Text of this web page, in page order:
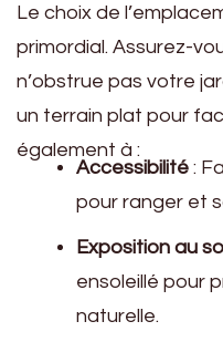
Le choix de
primordial. Assurez-
n’obstrue pas votre
un terrain plat pour
également à :
Accessibilité :
pour ranger et
Exposition au
ensoleillé pour
naturelle.